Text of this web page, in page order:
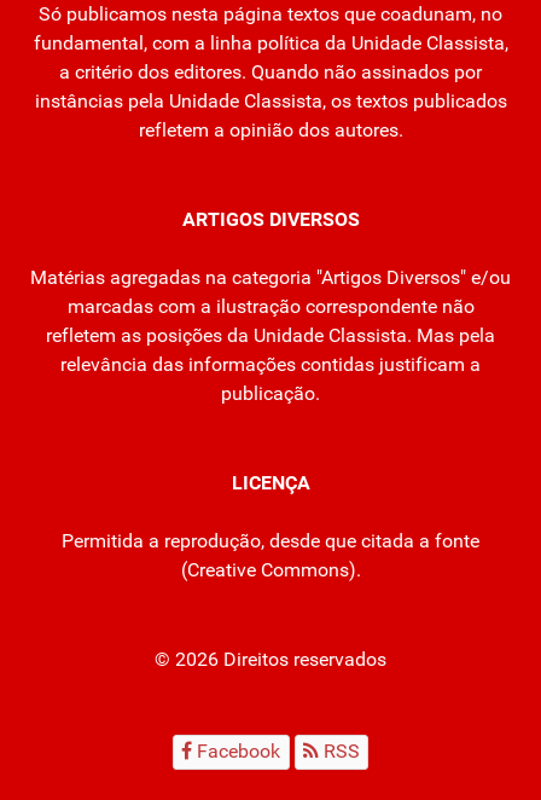
Só publicamos nesta página textos que coadunam, no
fundamental, com a linha política da Unidade Classista,
a critério dos editores. Quando não assinados por
instâncias pela Unidade Classista, os textos publicados
refletem a opinião dos autores.
ARTIGOS DIVERSOS
Matérias agregadas na categoria "Artigos Diversos" e/ou
marcadas com a ilustração correspondente não
refletem as posições da Unidade Classista. Mas pela
relevância das informações contidas justificam a
publicação.
LICENÇA
Permitida a reprodução, desde que citada a fonte
(Creative Commons).
© 2026 Direitos reservados
Facebook RSS